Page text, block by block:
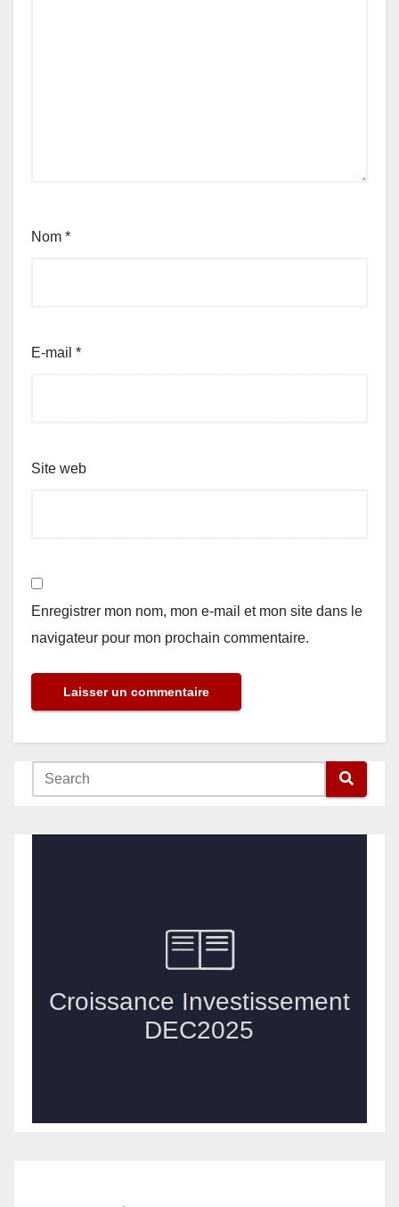
Nom *
E-mail *
Site web
Enregistrer mon nom, mon e-mail et mon site dans le
navigateur pour mon prochain commentaire.